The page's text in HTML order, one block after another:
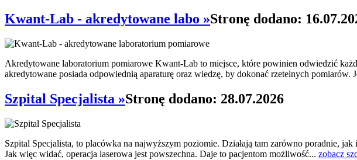
Kwant-Lab - akredytowane labo »Stronę dodano:
Akredytowane laboratorium pomiarowe Kwant-Lab to miejsce, które powinien odwiedzić
akredytowane posiada odpowiednią aparaturę oraz wiedzę, by dokonać rzetelnych pomiarów.
Szpital Specjalista »Stronę dodano: 28.07.2026
Szpital Specjalista, to placówka na najwyższym poziomie. Działają tam zarówno poradnie,
Jak więc widać, operacja laserowa jest powszechna. Daje to pacjentom możliwość... zobacz